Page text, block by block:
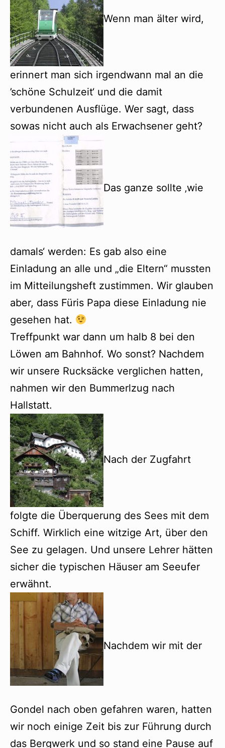
Wenn man älter wird,
erinnert man sich irgendwann mal an die
’schöne Schulzeit‘ und die damit
verbundenen Ausflüge. Wer sagt, dass
sowas nicht auch als Erwachsener geht?
Das ganze sollte ‚wie
damals‘ werden: Es gab also eine
Einladung an alle und „die Eltern“ mussten
im Mitteilungsheft zustimmen. Wir glauben
aber, dass Füris Papa diese Einladung nie
gesehen hat.
Treffpunkt war dann um halb 8 bei den
Löwen am Bahnhof. Wo sonst? Nachdem
wir unsere Rucksäcke verglichen hatten,
nahmen wir den Bummerlzug nach
Hallstatt.
Nach der Zugfahrt
folgte die Überquerung des Sees mit dem
Schiff. Wirklich eine witzige Art, über den
See zu gelagen. Und unsere Lehrer hätten
sicher die typischen Häuser am Seeufer
erwähnt.
Nachdem wir mit der
Gondel nach oben gefahren waren, hatten
wir noch einige Zeit bis zur Führung durch
das Bergwerk und so stand eine Pause auf